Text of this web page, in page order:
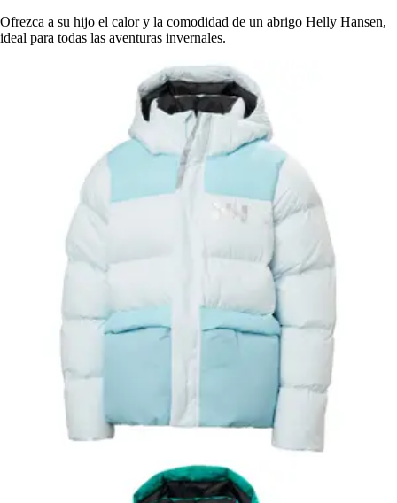
Ofrezca a su hijo el calor y la comodidad de un abrigo Helly Hansen,
ideal para todas las aventuras invernales.